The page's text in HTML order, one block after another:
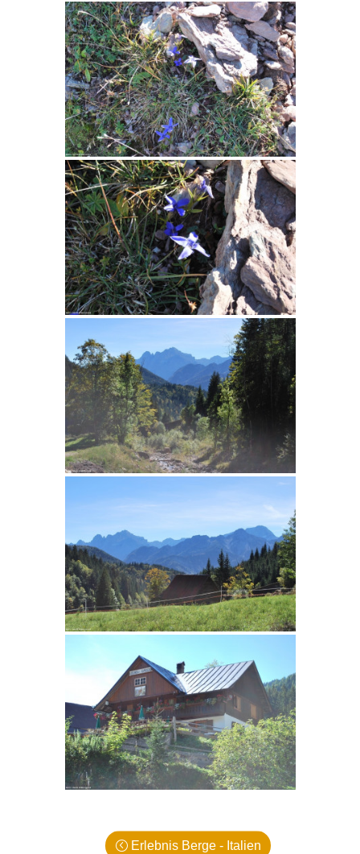
Erlebnis Berge - Italien